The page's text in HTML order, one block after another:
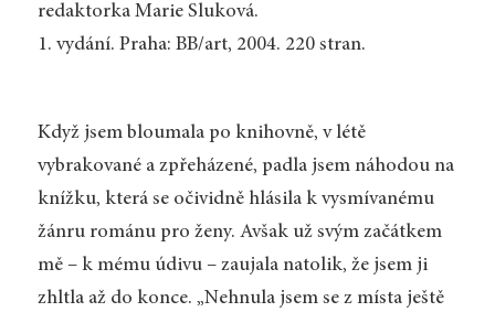
redaktorka Marie Sluková.
1. vydání. Praha: BB/art, 2004. 220 stran.
Když jsem bloumala po knihovně, v létě
vybrakované a zpřeházené, padla jsem náhodou na
knížku, která se očividně hlásila k vysmívanému
žánru románu pro ženy. Avšak už svým začátkem
mě – k mému údivu – zaujala natolik, že jsem ji
zhltla až do konce. „Nehnula jsem se z místa ještě